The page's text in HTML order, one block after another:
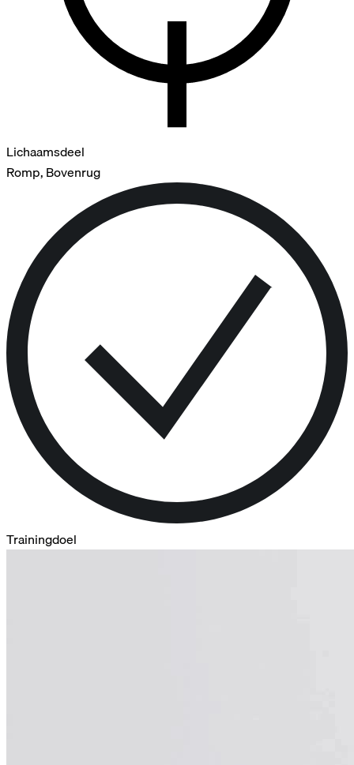
Lichaamsdeel
Romp, Bovenrug
Trainingdoel